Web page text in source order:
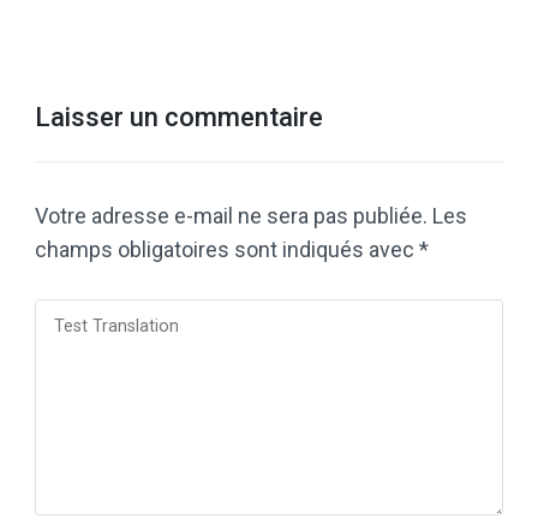
Laisser un commentaire
Votre adresse e-mail ne sera pas publiée. Les
champs obligatoires sont indiqués avec *